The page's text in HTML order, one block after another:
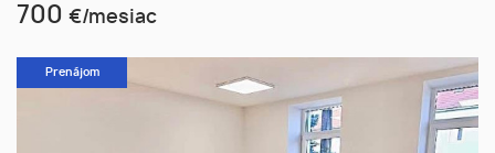
700 €/mesiac
Prenájom